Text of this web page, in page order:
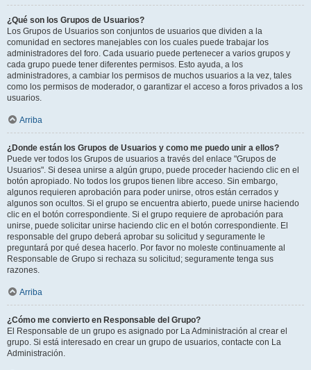
¿Qué son los Grupos de Usuarios?
Los Grupos de Usuarios son conjuntos de usuarios que dividen a la
comunidad en sectores manejables con los cuales puede trabajar los
administradores del foro. Cada usuario puede pertenecer a varios grupos y
cada grupo puede tener diferentes permisos. Esto ayuda, a los
administradores, a cambiar los permisos de muchos usuarios a la vez, tales
como los permisos de moderador, o garantizar el acceso a foros privados a los
usuarios.
Arriba
¿Donde están los Grupos de Usuarios y como me puedo unir a ellos?
Puede ver todos los Grupos de usuarios a través del enlace "Grupos de
Usuarios". Si desea unirse a algún grupo, puede proceder haciendo clic en el
botón apropiado. No todos los grupos tienen libre acceso. Sin embargo,
algunos requieren aprobación para poder unirse, otros están cerrados y
algunos son ocultos. Si el grupo se encuentra abierto, puede unirse haciendo
clic en el botón correspondiente. Si el grupo requiere de aprobación para
unirse, puede solicitar unirse haciendo clic en el botón correspondiente. El
responsable del grupo deberá aprobar su solicitud y seguramente le
preguntará por qué desea hacerlo. Por favor no moleste continuamente al
Responsable de Grupo si rechaza su solicitud; seguramente tenga sus
razones.
Arriba
¿Cómo me convierto en Responsable del Grupo?
El Responsable de un grupo es asignado por La Administración al crear el
grupo. Si está interesado en crear un grupo de usuarios, contacte con La
Administración.